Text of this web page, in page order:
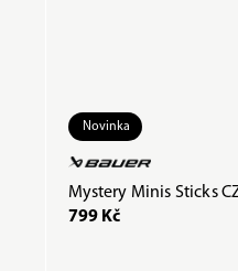
Novinka
Mystery Minis Sticks
799 Kč